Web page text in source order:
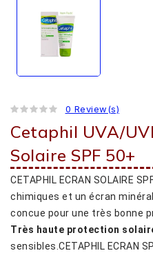
0 Review(s)
Cetaphil UVA/
Solaire SPF 50+
CETAPHIL ECRAN SOLAIRE
chimiques et un écran
concue pour une très bonne
Très haute protection
sensibles.CETAPHIL ECRAN